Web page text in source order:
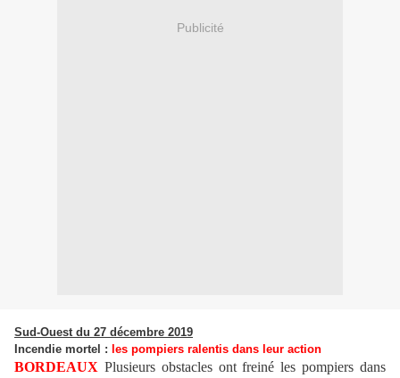
Publicité
Sud-Ouest du 27 décembre 2019
Incendie mortel : les pompiers ralentis dans leur action
BORDEAUX Plusieurs obstacles ont freiné les pompiers dans